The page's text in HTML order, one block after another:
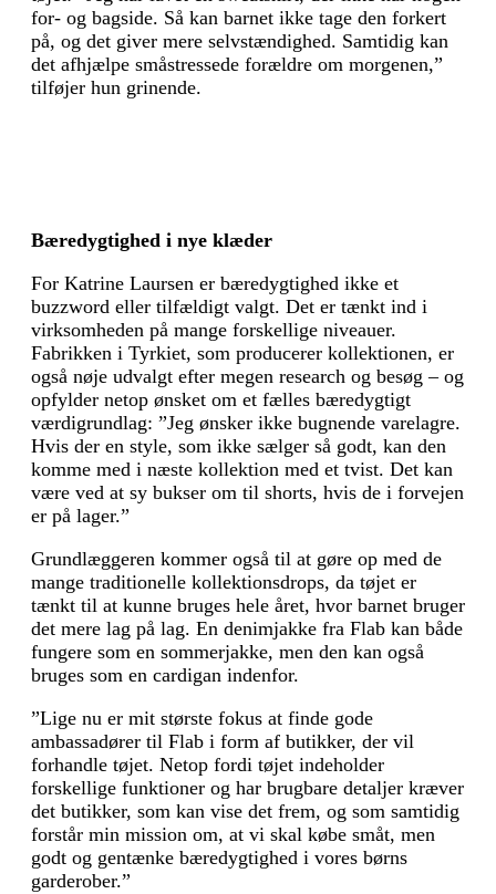
for- og bagside. Så kan barnet ikke tage den forkert
på, og det giver mere selvstændighed. Samtidig kan
det afhjælpe småstressede forældre om morgenen,”
tilføjer hun grinende.
Bæredygtighed i nye klæder
For Katrine Laursen er bæredygtighed ikke et
buzzword eller tilfældigt valgt. Det er tænkt ind i
virksomheden på mange forskellige niveauer.
Fabrikken i Tyrkiet, som producerer kollek­tionen, er
også nøje udvalgt efter megen research og besøg – og
opfylder netop ønsket om et fælles bæredygtigt
værdigrundlag: ”Jeg ønsker ikke bugnende varelagre.
Hvis der en style, som ikke sælger så godt, kan den
komme med i næste kollektion med et tvist. Det kan
være ved at sy bukser om til shorts, hvis de i forvejen
er på lager.”
Grundlæggeren kommer også til at gøre op med de
mange traditionelle kollektionsdrops, da tøjet er
tænkt til at kunne bruges hele året, hvor barnet bruger
det mere lag på lag. En denimjakke fra Flab kan både
fungere som en sommerjakke, men den kan også
bruges som en cardigan indenfor.
”Lige nu er mit største fokus at finde gode
ambassadører til Flab i form af butikker, der vil
forhandle tøjet. Netop fordi tøjet indeholder
forskellige funktioner og har brugbare detaljer kræver
det butikker, som kan vise det frem, og som samtidig
forstår min mission om, at vi skal købe småt, men
godt og gentænke bæredygtighed i vores børns
garderober.”